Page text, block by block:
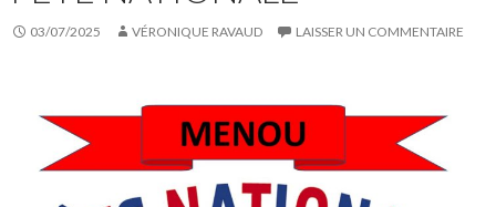
03/07/2025 VÉRONIQUE RAVAUD LAISSER UN COMMENTAIRE